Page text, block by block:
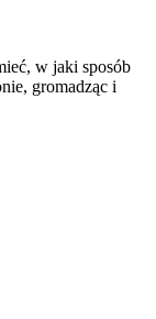
w jaki sposób
gromadząc i